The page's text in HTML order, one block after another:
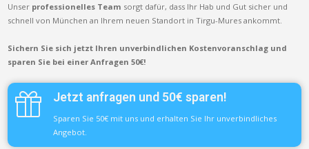
Unser professionelles Team sorgt dafür, dass Ihr Hab und Gut sicher und
schnell von München an Ihrem neuen Standort in Tirgu-Mures ankommt.
Sichern Sie sich jetzt Ihren unverbindlichen Kostenvoranschlag und
sparen Sie bei einer Anfragen 50€!
Jetzt anfragen und 50€ sparen!
Sparen Sie 50€ mit uns und erhalten Sie Ihr unverbindliches
Angebot.